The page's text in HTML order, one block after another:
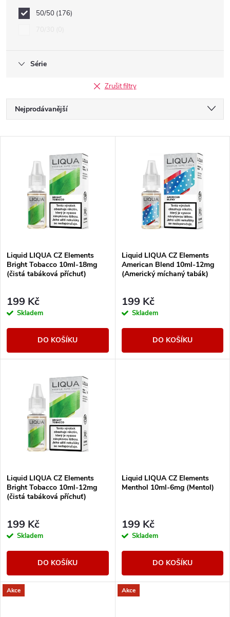
50/50 176
Série
Zrušit filtry
Ř
a
p
r
o
u
Nejprodávanější
Nejdražší
Abecedně
s
p
r
o
d
Liquid LIQUA CZ Elements
Bright Tobacco 10ml-18mg
(čistá tabáková příchuť)
199 Kč
Skladem
DO KOŠÍKU
Liquid LIQUA CZ Elements
American Blend 10ml-12mg
(Americký míchaný tabák)
199 Kč
Skladem
DO KOŠÍKU
Liquid LIQUA CZ Elements
Bright Tobacco 10ml-12mg
(čistá tabáková příchuť)
199 Kč
Skladem
DO KOŠÍKU
Liquid LIQUA CZ Elements
Menthol 10ml-6mg (Mentol)
199 Kč
Skladem
DO KOŠÍKU
Akce Akce